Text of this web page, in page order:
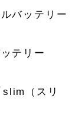
バッテリー
テリー
（スリ